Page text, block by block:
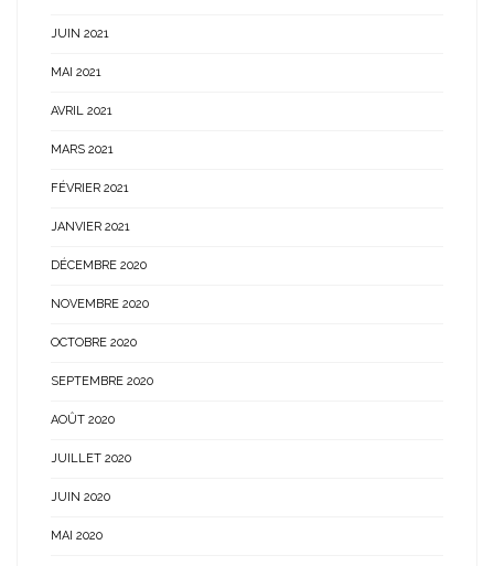
JUIN 2021
MAI 2021
AVRIL 2021
MARS 2021
FÉVRIER 2021
JANVIER 2021
DÉCEMBRE 2020
NOVEMBRE 2020
OCTOBRE 2020
SEPTEMBRE 2020
AOÛT 2020
JUILLET 2020
JUIN 2020
MAI 2020